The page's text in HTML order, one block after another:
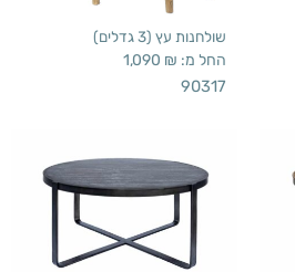
שולחנות עץ (3 גדלים)
החל מ: 1,090 ₪
90317